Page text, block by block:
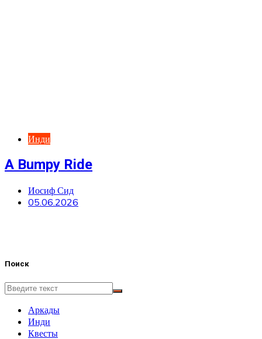
Инди
A Bumpy Ride
Иосиф Сид
05.06.2026
Поиск
Аркады
Инди
Квесты